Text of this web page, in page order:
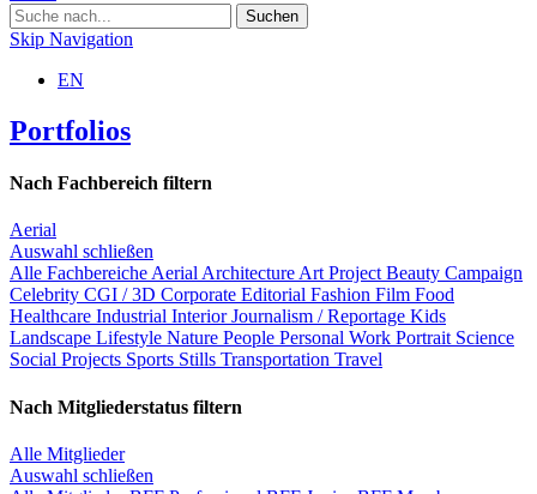
Skip Navigation
EN
Portfolios
Nach Fachbereich filtern
Aerial
Auswahl schließen
Alle Fachbereiche Aerial Architecture Art Project Beauty Campaign
Celebrity CGI / 3D Corporate Editorial Fashion Film Food
Healthcare Industrial InteriorJournalism / Reportage Kids
Landscape Lifestyle Nature People Personal Work Portrait Science
Social Projects Sports Stills Transportation Travel
Nach Mitgliederstatus filtern
Alle Mitglieder
Auswahl schließen